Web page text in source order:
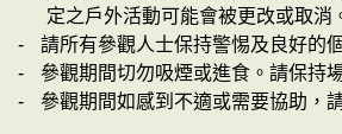
定之戶外活動可能會被更改或取消
-
請所有參觀人士保持警惕及良好的
-
參觀期間切勿吸煙或進食。請保持
-
參觀期間如感到不適或需要協助，